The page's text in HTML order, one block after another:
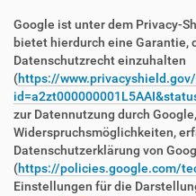
Google ist unter dem Privacy-
bietet hierdurch eine Garantie,
Datenschutzrecht einzuhalten
(https://
zur Datennutzung durch
Widerspruchsmöglichkeiten,
Datenschutzerklärung von
(https://policies.google.com/
Einstellungen für die